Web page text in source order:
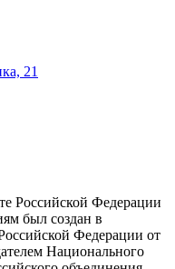
21
Российской Федерации
был создан в
Федерации от
Национального